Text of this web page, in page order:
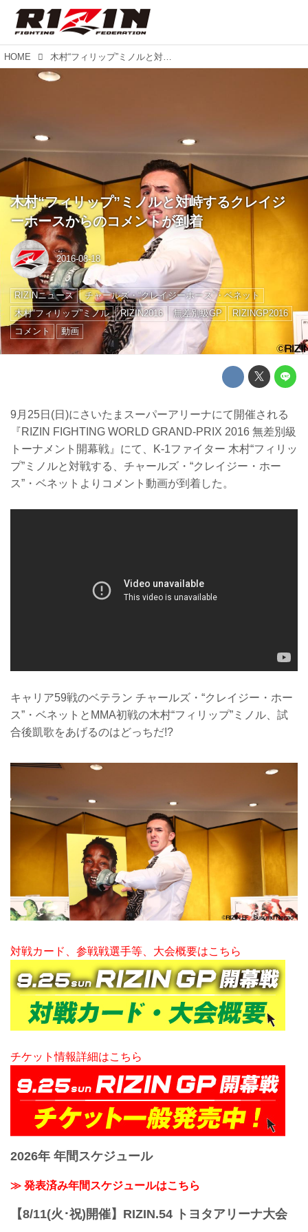
HOME 木村“フィリップ”ミノルと対峙するクレイジーホースからのコメントが到着
木村“フィリップ”ミノルと対峙するクレイジ
ーホースからのコメントが到着
2016-08-18
RIZINニュース
チャールズ・“クレイジーホース”・ベネット
木村“フィリップ”ミノル
RIZIN2016 無差別級GP
RIZINGP2016
コメント
動画
9月25日(日)にさいたまスーパーアリーナにて開催される
『RIZIN FIGHTING WORLD GRAND-PRIX 2016 無差別級
トーナメント開幕戦』にて、K-1ファイター 木村“フィリッ
プ”ミノルと対戦する、チャールズ・“クレイジー・ホー
ス”・ベネットよりコメント動画が到着した。
キャリア59戦のベテラン チャールズ・“クレイジー・ホー
ス”・ベネットとMMA初戦の木村“フィリップ”ミノル、試
合後凱歌をあげるのはどっちだ!?
対戦カード、参戦戦選手等、大会概要はこちら
チケット情報詳細はこちら
2026年 年間スケジュール
≫ 発表済み年間スケジュールはこちら
【8/11(火･祝)開催】RIZIN.54 トヨタアリーナ大会